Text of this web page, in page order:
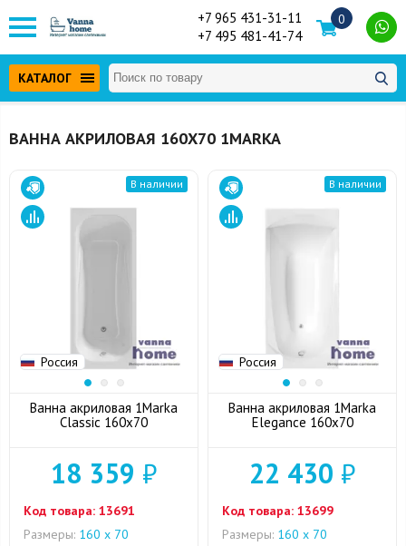
+7 965 431-31-11
+7 495 481-41-74
0
КАТАЛОГ
ВАННА АКРИЛОВАЯ 160Х70 1MARKA
Россия
В наличии
Ванна акриловая 1Marka
Classic 160x70
18 359 ₽
Код товара: 13691
Размеры: 160 х 70
Россия
В наличии
Ванна акриловая 1Marka
Elegance 160x70
22 430 ₽
Код товара: 13699
Размеры: 160 х 70